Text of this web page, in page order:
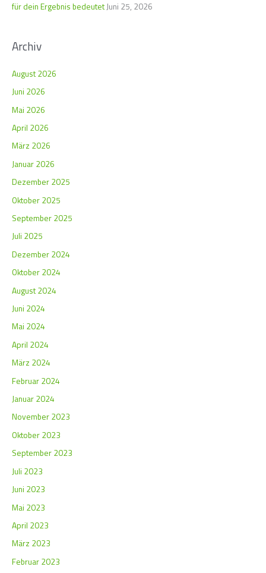
für dein Ergebnis bedeutetJuni 25, 2026
Archiv
August 2026
Juni 2026
Mai 2026
April 2026
März 2026
Januar 2026
Dezember 2025
Oktober 2025
September 2025
Juli 2025
Dezember 2024
Oktober 2024
August 2024
Juni 2024
Mai 2024
April 2024
März 2024
Februar 2024
Januar 2024
November 2023
Oktober 2023
September 2023
Juli 2023
Juni 2023
Mai 2023
April 2023
März 2023
Februar 2023